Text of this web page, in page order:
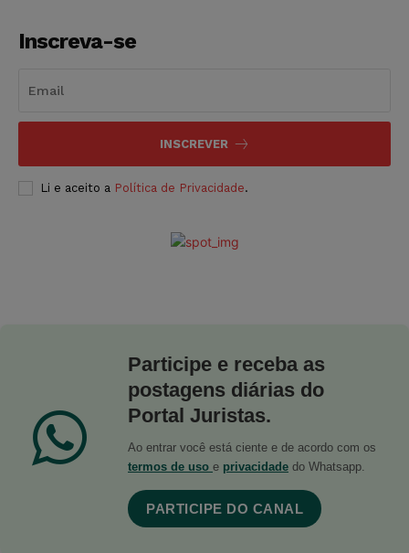
Inscreva-se
INSCREVER
Li e aceito a Política de Privacidade.
Participe e receba as
postagens diárias do
Portal Juristas.
Ao entrar você está ciente e de acordo com os
termos de uso e privacidade do Whatsapp.
PARTICIPE DO CANAL